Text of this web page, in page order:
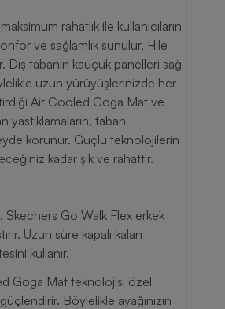
rahatlık ile kullanıcıların
ve sağlamlık sunulur. Hile
Dış tabanın kauçuk panelleri sağ
uzun yürüyüşlerinizde her
Air Cooled Goga Mat ve
yastıklamaların, taban
korunur. Güçlü teknolojilerin
kadar şık ve rahattır.
Skechers Go Walk Flex erkek
Uzun süre kapalı kalan
kullanır.
Goga Mat teknolojisi özel
Böylelikle ayağınızın